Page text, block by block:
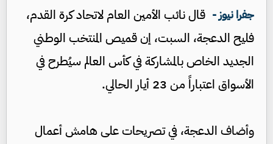
جفرا نيوز - قال نائب الأمين العام لاتحاد كرة القدم،
فليح الدعجة، السبت، إن قميص المنتخب الوطني
الجديد الخاص بالمشاركة في كأس العالم سيُطرح في
الأسواق اعتباراً من 23 أيار الحالي.
وأضاف الدعجة، في تصريحات على هامش أعمال